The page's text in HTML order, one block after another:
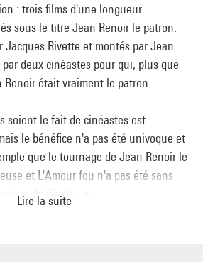
: trois films d'une longueur
sous le titre Jean Renoir le patron.
Jacques Rivette et montés par Jean
deux cinéastes pour qui, plus que
était vraiment le patron.
soient le fait de cinéastes est
le bénéfice n'a pas été univoque et
que le tournage de Jean Renoir le
et L'Amour fou n'a pas été sans
de Rivette. »
Lire la suite